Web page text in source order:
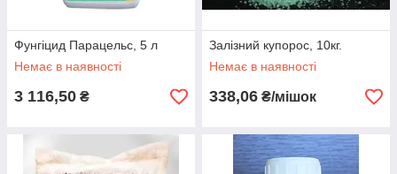
Фунгіцид Парацельс, 5 л
Немає в наявності
3 116,50 ₴
Залізний купорос, 10кг.
Немає в наявності
338,06 ₴/мішок